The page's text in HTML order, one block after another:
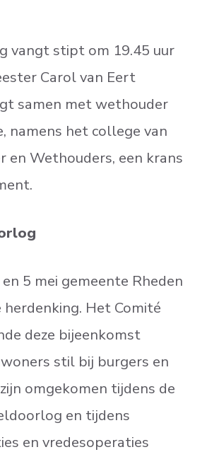
vangt stipt om 19.45 uur
Carol van Eert
samen met wethouder
namens het college van
en Wethouders, een krans
5 mei gemeente Rheden
Het Comité
deze bijeenkomst
stil bij burgers en
omgekomen tijdens de
en tijdens
en vredesoperaties